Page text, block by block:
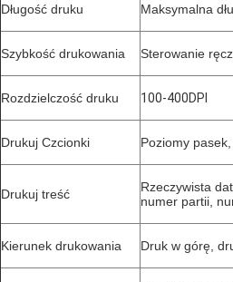
Długość druku Maksymalna
Szybkość drukowania Sterowanie
Rozdzielczość druku 100-400DPI
Drukuj Czcionki Poziomy
Drukuj treść
Rzeczywista
numer partii,
Kierunek drukowania Druk w górę,